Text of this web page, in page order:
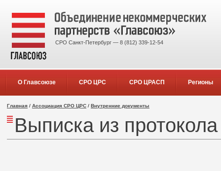
СРО Санкт-Петербург — 8 (812) 339-12-54
О Главсоюзе СРО ЦРС СРО ЦРАСП Регионы
Главная / Ассоциация СРО ЦРС / Внутренние документы
Выписка из протокола